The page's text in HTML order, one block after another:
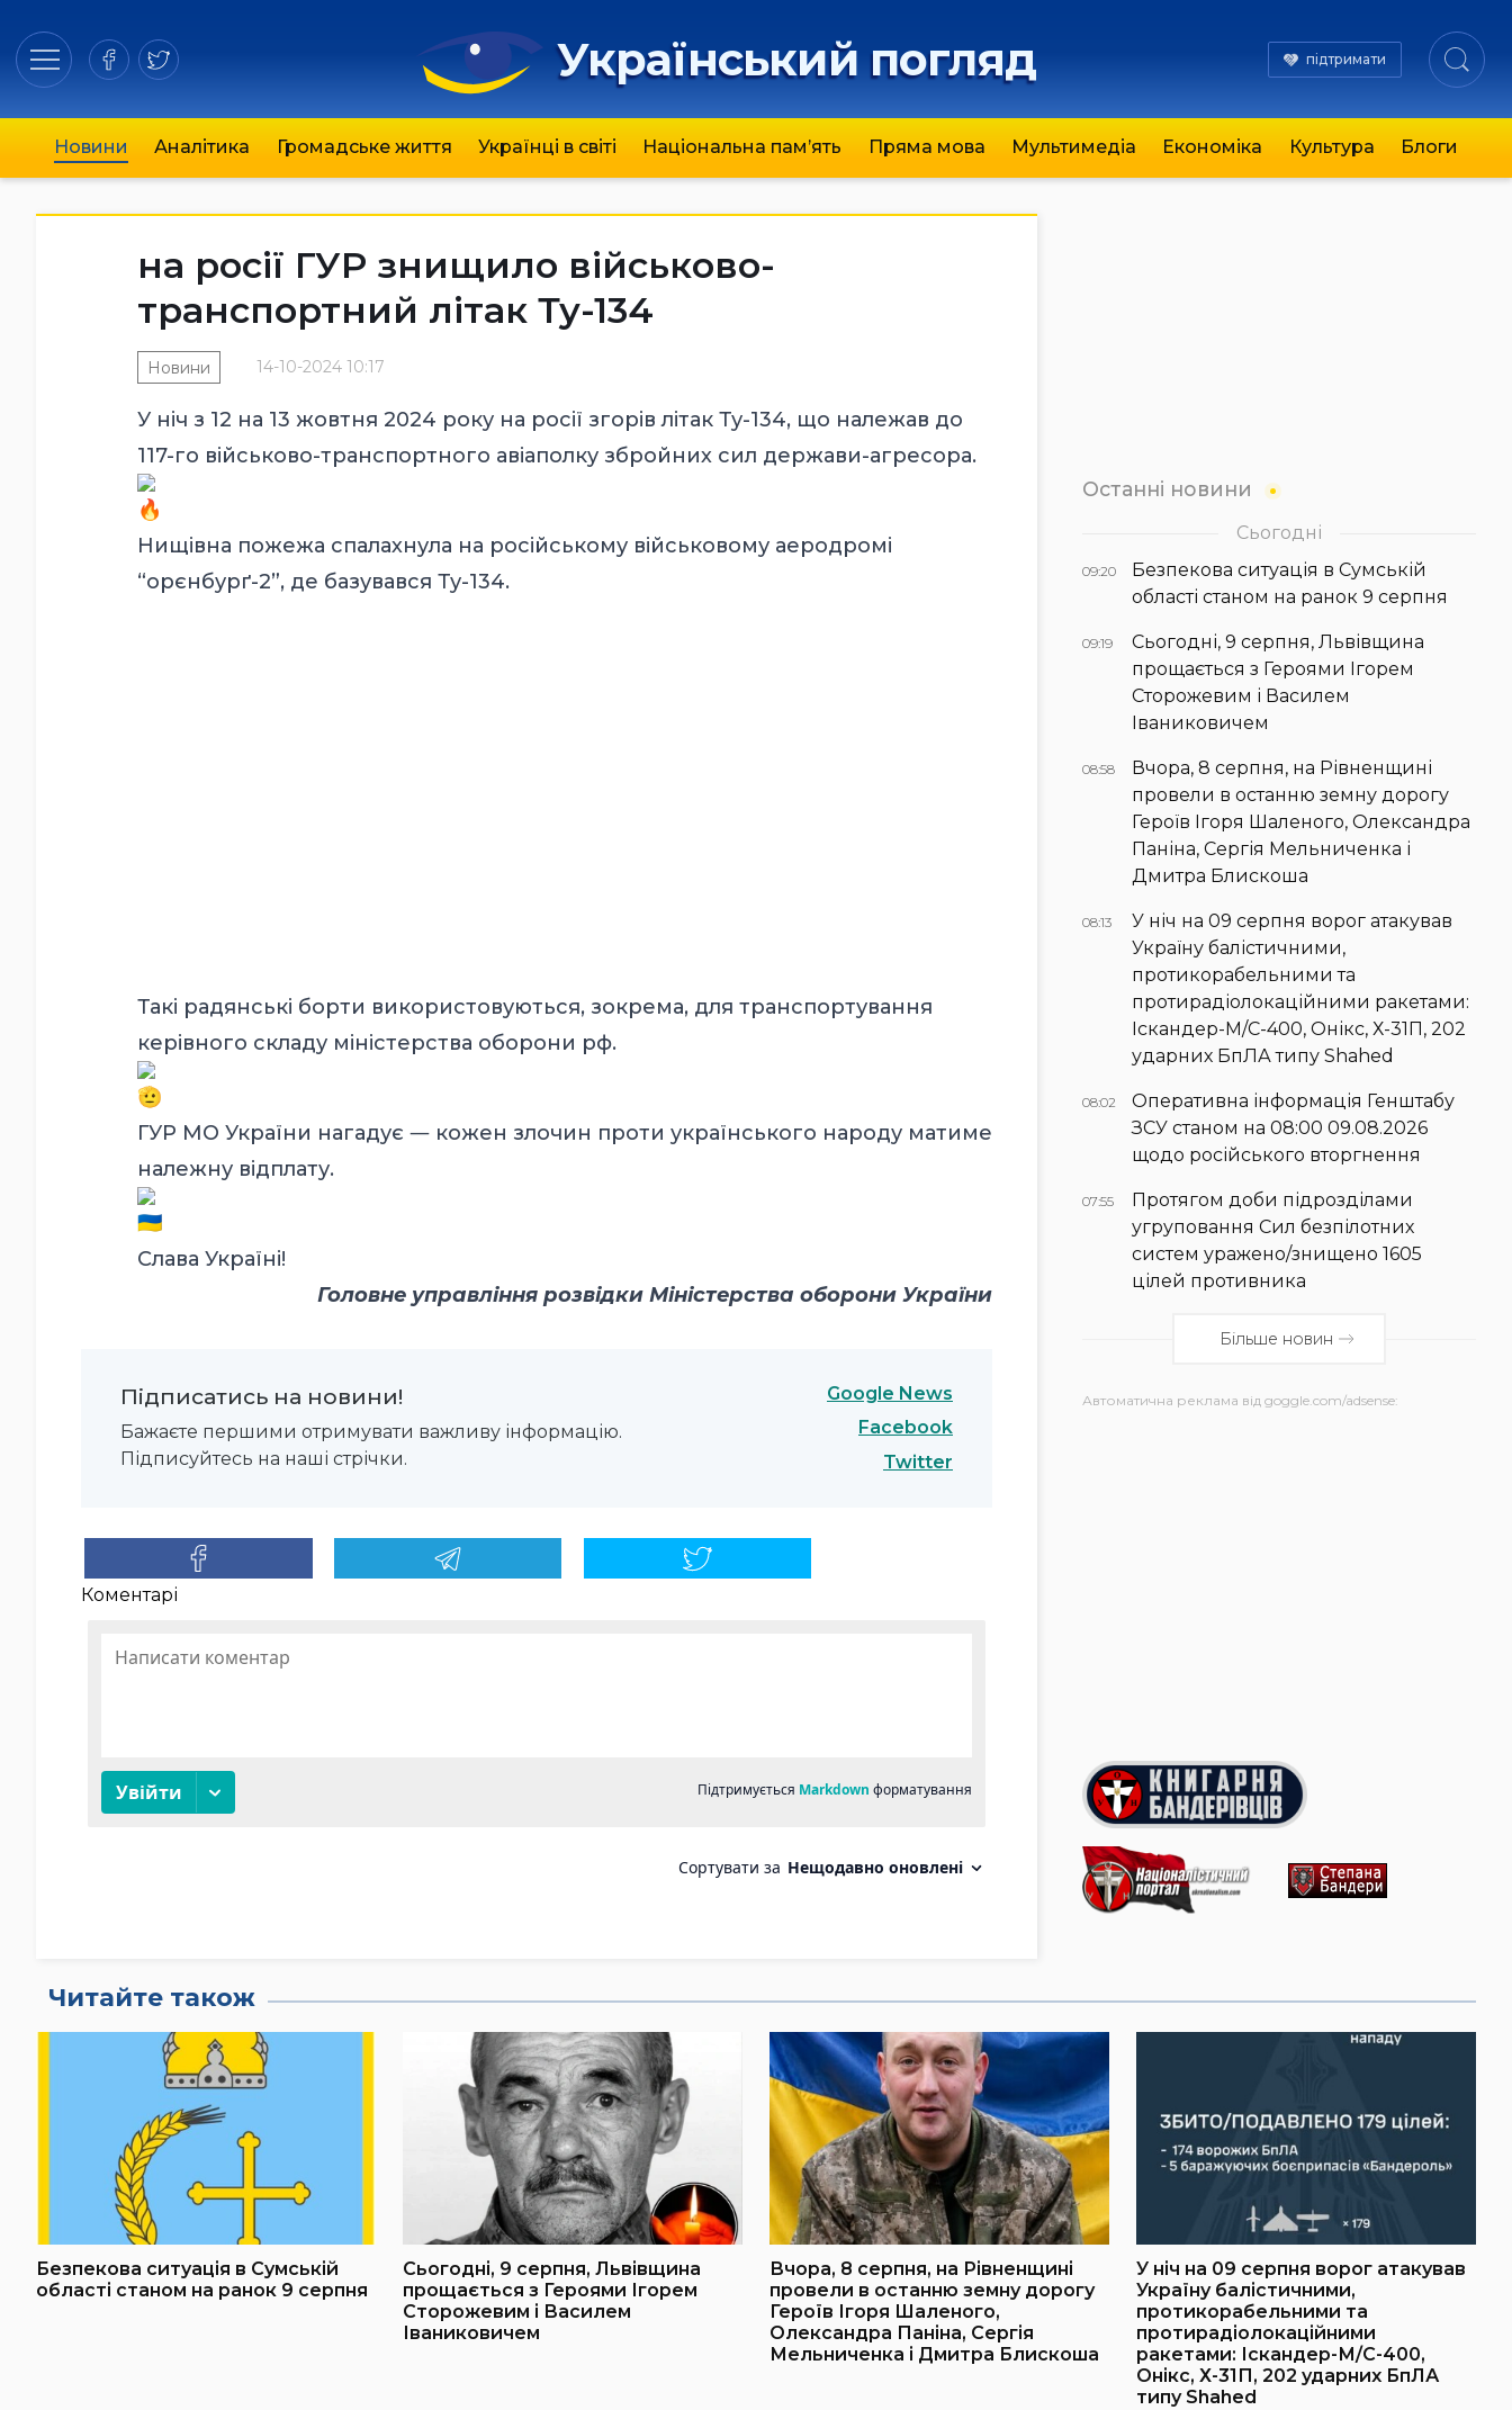
Український погляд підтримати
Новини Аналітика Громадське життя Українці в світі Національна пам’ять Пряма мова Мультимедіа Економіка Культура Блоги
на росії ГУР знищило військово-
транспортний літак Ту-134
14-10-2024 10:17
Новини
У ніч з 12 на 13 жовтня 2024 року на росії згорів літак Ту-134, що належав до
117-го військово-транспортного авіаполку збройних сил держави-агресора.
Нищівна пожежа спалахнула на російському військовому аеродромі
“орєнбурґ-2”, де базувався Ту-134.
Такі радянські борти використовуються, зокрема, для транспортування
керівного складу міністерства оборони рф.
ГУР МО України нагадує ― кожен злочин проти українського народу матиме
належну відплату.
Слава Україні!
Головне управління розвідки Міністерства оборони України
Підписатись на новини!
Бажаєте першими отримувати важливу інформацію.
Підписуйтесь на наші стрічки.
Google News
Facebook
Twitter
Коментарі
Останні новини
Сьогодні
09:20
Безпекова ситуація в Сумській
області станом на ранок 9 серпня
09:19
Сьогодні, 9 серпня, Львівщина
прощається з Героями Ігорем
Сторожевим і Василем
Іваниковичем
08:58
Вчора, 8 серпня, на Рівненщині
провели в останню земну дорогу
Героїв Ігоря Шаленого, Олександра
Паніна, Сергія Мельниченка і
Дмитра Блискоша
08:13
У ніч на 09 серпня ворог атакував
Україну балістичними,
протикорабельними та
протирадіолокаційними ракетами:
Іскандер-М/С-400, Онікс, Х-31П, 202
ударних БпЛА типу Shahed
08:02
Оперативна інформація Генштабу
ЗСУ станом на 08:00 09.08.2026
щодо російського вторгнення
07:55
Протягом доби підрозділами
угруповання Сил безпілотних
систем уражено/знищено 1605
цілей противника
Більше новин
Автоматична реклама від goggle.com/adsense:
Читайте також
Безпекова ситуація в Сумській
області станом на ранок 9 серпня
Сьогодні, 9 серпня, Львівщина
прощається з Героями Ігорем
Сторожевим і Василем
Іваниковичем
Вчора, 8 серпня, на Рівненщині
провели в останню земну дорогу
Героїв Ігоря Шаленого,
Олександра Паніна, Сергія
Мельниченка і Дмитра Блискоша
У ніч на 09 серпня ворог атакував
Україну балістичними,
протикорабельними та
протирадіолокаційними
ракетами: Іскандер-М/С-400,
Онікс, Х-31П, 202 ударних БпЛА
типу Shahed